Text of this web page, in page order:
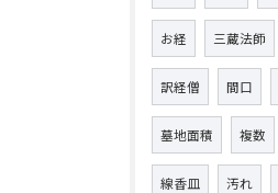
お経 三蔵法師
訳経僧 間口
墓地面積 複数
線香皿 汚れ